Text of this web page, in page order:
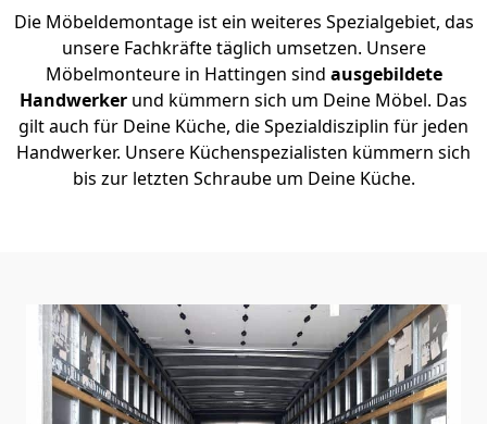
Die Möbeldemontage ist ein weiteres Spezialgebiet, das
unsere Fachkräfte täglich umsetzen. Unsere
Möbelmonteure in Hattingen sind ausgebildete
Handwerker und kümmern sich um Deine Möbel. Das
gilt auch für Deine Küche, die Spezialdisziplin für jeden
Handwerker. Unsere Küchenspezialisten kümmern sich
bis zur letzten Schraube um Deine Küche.